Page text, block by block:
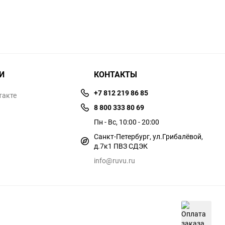
КОНТАКТЫ
+7 812 219 86 85
8 800 333 80 69
Пн - Вс, 10:00 - 20:00
Санкт-Петербург, ул.​​Грибалёвой,
д.7к1 ПВЗ СДЭК
info@ruvu.ru